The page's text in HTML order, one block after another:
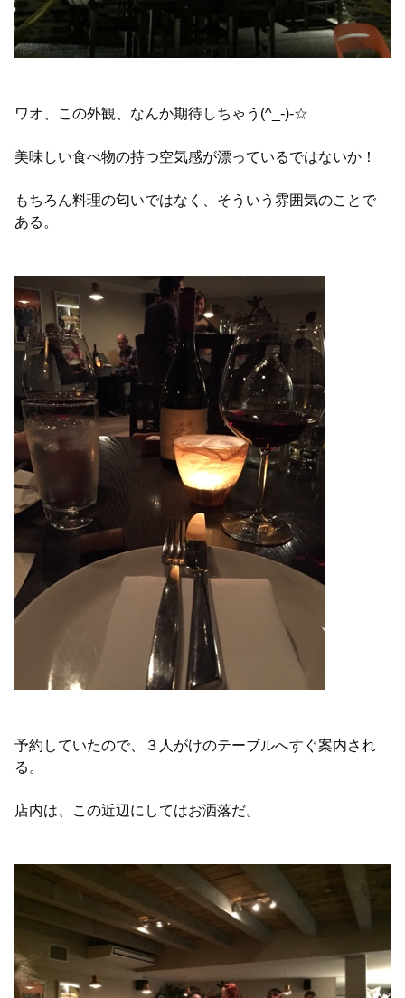
ワオ、この外観、なんか期待しちゃう(^_-)-☆
美味しい食べ物の持つ空気感が漂っているではないか！
もちろん料理の匂いではなく、そういう雰囲気のことで
ある。
予約していたので、３人がけのテーブルへすぐ案内され
る。
店内は、この近辺にしてはお洒落だ。